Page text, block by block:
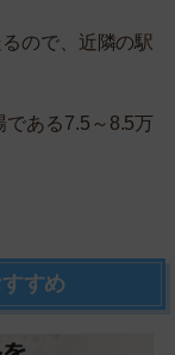
ので、近隣の駅
ある7.5～8.5万
すめ